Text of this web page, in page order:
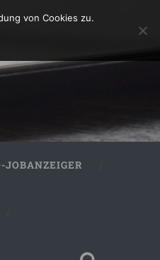
JOBANZEIGER
von Cookies zu.